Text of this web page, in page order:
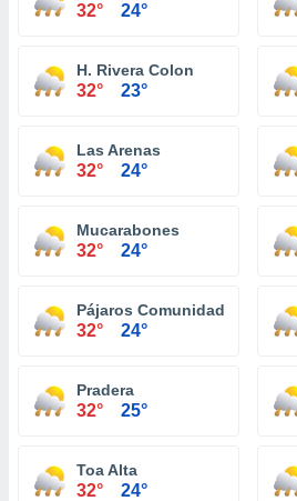
32° 24°
H. Rivera Colon
32° 23°
Las Arenas
32° 24°
Mucarabones
32° 24°
Pájaros Comunidad
32° 24°
Pradera
32° 25°
Toa Alta
32° 24°